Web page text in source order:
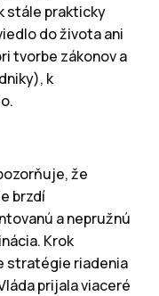
stále prakticky
do života ani
tvorbe zákonov a
k
že
brzdí
a nepružnú
Krok
stratégie riadenia
prijala viaceré